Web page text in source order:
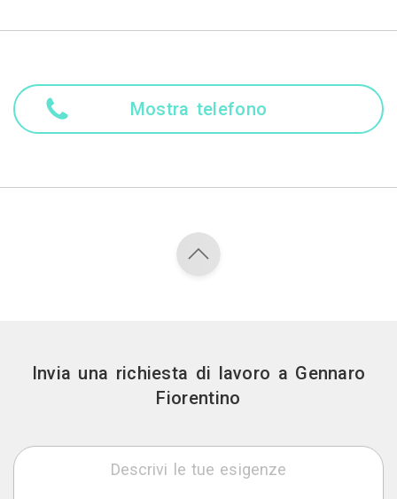
Mostra telefono
Invia una richiesta di lavoro a Gennaro
Fiorentino